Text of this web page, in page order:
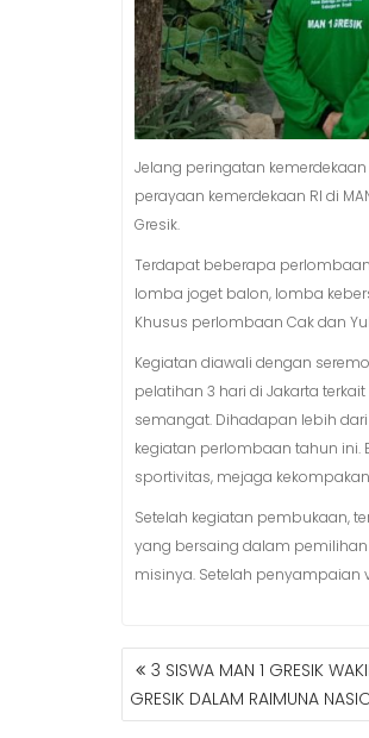
Jelang peringatan kemerdekaan
perayaan kemerdekaan RI di
Gresik.
Terdapat beberapa
lomba joget balon, lomba
Khusus perlombaan Cak dan
Kegiatan diawali dengan
pelatihan 3 hari di Jakarta
semangat. Dihadapan lebih
kegiatan perlombaan tahun
sportivitas, mejaga
Setelah kegiatan pembukaan,
yang bersaing dalam pemilihan
misinya. Setelah penyampaian
N
A
3 SISWA MAN 1 GRESIK
GRESIK DALAM RAIMUNA